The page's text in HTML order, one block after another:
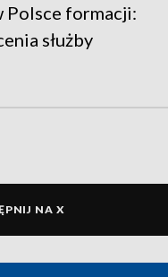
Polsce formacji:
służby
NA X